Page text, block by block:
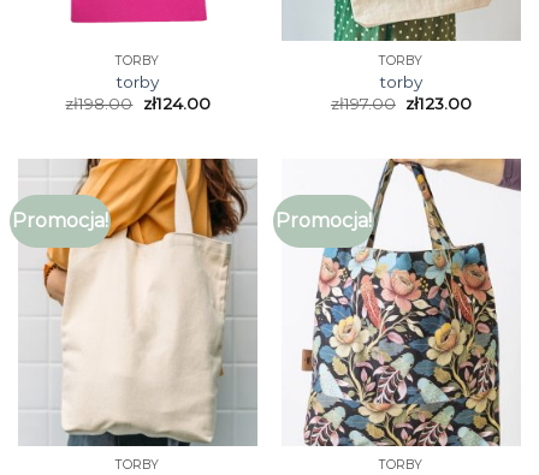
TORBY
torby
zł198.00 zł124.00
TORBY
torby
zł197.00 zł123.00
Promocja!
TORBY
Promocja!
TORBY